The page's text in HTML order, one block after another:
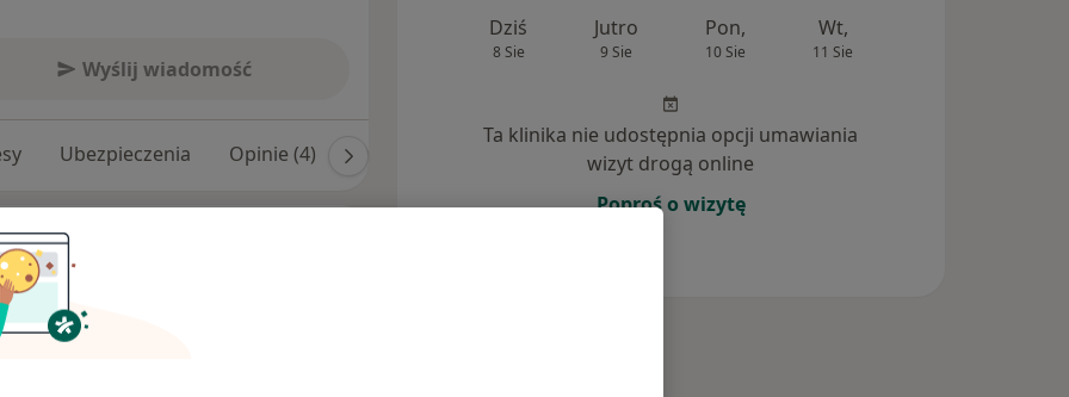
Wyślij wiadomość
Ubezpieczenia Opinie (4) Odpowiedzi na pytania (6)
Uniwersytetu Medycznego oraz
żywieniowe indywidualnie
się na najnowszej wiedzy i
Dziś
8 Sie
Jutro
9 Sie
Pon,
10 Sie
Wt,
11 Sie
Ta klinika nie udostępnia opcji umawiania
wizyt drogą online
Poproś o wizytę